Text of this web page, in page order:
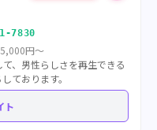
7830
円～
、男性らしさを再生できる
ております。
ト